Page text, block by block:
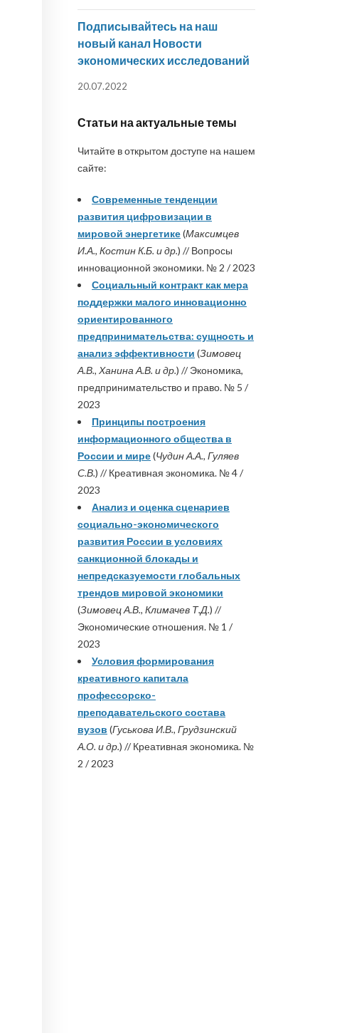
Подписывайтесь на наш
новый канал Новости
экономических исследований
20.07.2022
Статьи на актуальные темы
Читайте в открытом доступе на нашем
сайте:
Современные тенденции
развития цифровизации в
мировой энергетике(Максимцев
И.А., Костин К.Б. и др.) // Вопросы
инновационной экономики. № 2 / 2023
Социальный контракт как мера
поддержки малого инновационно
ориентированного
предпринимательства: сущность и
анализ эффективности (Зимовец
А.В., Ханина А.В. и др.) // Экономика,
предпринимательство и право. № 5 /
2023
Принципы построения
информационного общества в
России и мире(Чудин А.А., Гуляев
С.В.) // Креативная экономика. № 4 /
2023
Анализ и оценка сценариев
социально-экономического
развития России в условиях
санкционной блокады и
непредсказуемости глобальных
трендов мировой экономики
(Зимовец А.В., Климачев Т.Д.) //
Экономические отношения. № 1 /
2023
Условия формирования
креативного капитала
профессорско-
преподавательского состава
вузов (Гуськова И.В., Грудзинский
А.О. и др.) // Креативная экономика. №
2 / 2023